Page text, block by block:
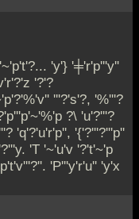
'y'} '╪'r'p'''y''
'?'?
'''?'s'?, '%'''?
?\ 'u'?'''?
'q'?'u'r'p'', '{'?'''?'''p''
'T '~'u'v '?'t'~'p
'P'''y'r'u'' 'y'x